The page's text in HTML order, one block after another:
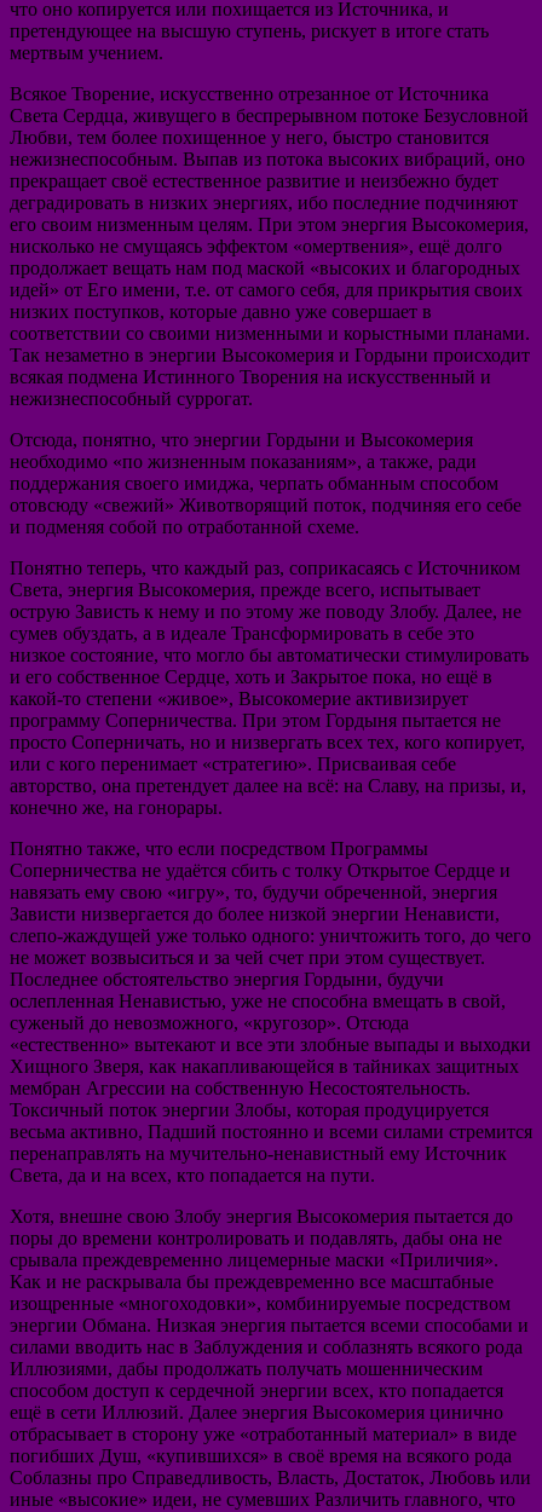
что оно копируется или похищается из Источника, и
претендующее на высшую ступень, рискует в итоге стать
мертвым учением.
Всякое Творение, искусственно отрезанное от Источника
Света Сердца, живущего в беспрерывном потоке Безусловной
Любви, тем более похищенное у него, быстро становится
нежизнеспособным. Выпав из потока высоких вибраций, оно
прекращает своё естественное развитие и неизбежно будет
деградировать в низких энергиях, ибо последние подчиняют
его своим низменным целям. При этом энергия Высокомерия,
нисколько не смущаясь эффектом «омертвения», ещё долго
продолжает вещать нам под маской «высоких и благородных
идей» от Его имени, т.е. от самого себя, для прикрытия своих
низких поступков, которые давно уже совершает в
соответствии со своими низменными и корыстными планами.
Так незаметно в энергии Высокомерия и Гордыни происходит
всякая подмена Истинного Творения на искусственный и
нежизнеспособный суррогат.
Отсюда, понятно, что энергии Гордыни и Высокомерия
необходимо «по жизненным показаниям», а также, ради
поддержания своего имиджа, черпать обманным способом
отовсюду «свежий» Животворящий поток, подчиняя его себе
и подменяя собой по отработанной схеме.
Понятно теперь, что каждый раз, соприкасаясь с Источником
Света, энергия Высокомерия, прежде всего, испытывает
острую Зависть к нему и по этому же поводу Злобу. Далее, не
сумев обуздать, а в идеале Трансформировать в себе это
низкое состояние, что могло бы автоматически стимулировать
и его собственное Сердце, хоть и Закрытое пока, но ещё в
какой-то степени «живое», Высокомерие активизирует
программу Соперничества. При этом Гордыня пытается не
просто Соперничать, но и низвергать всех тех, кого копирует,
или с кого перенимает «стратегию». Присваивая себе
авторство, она претендует далее на всё: на Славу, на призы, и,
конечно же, на гонорары.
Понятно также, что если посредством Программы
Соперничества не удаётся сбить с толку Открытое Сердце и
навязать ему свою «игру», то, будучи обреченной, энергия
Зависти низвергается до более низкой энергии Ненависти,
слепо-жаждущей уже только одного: уничтожить того, до чего
не может возвыситься и за чей счет при этом существует.
Последнее обстоятельство энергия Гордыни, будучи
ослепленная Ненавистью, уже не способна вмещать в свой,
суженый до невозможного, «кругозор». Отсюда
«естественно» вытекают и все эти злобные выпады и выходки
Хищного Зверя, как накапливающейся в тайниках защитных
мембран Агрессии на собственную Несостоятельность.
Токсичный поток энергии Злобы, которая продуцируется
весьма активно, Падший постоянно и всеми силами стремится
перенаправлять на мучительно-ненавистный ему Источник
Света, да и на всех, кто попадается на пути.
Хотя, внешне свою Злобу энергия Высокомерия пытается до
поры до времени контролировать и подавлять, дабы она не
срывала преждевременно лицемерные маски «Приличия».
Как и не раскрывала бы преждевременно все масштабные
изощренные «многоходовки», комбинируемые посредством
энергии Обмана. Низкая энергия пытается всеми способами и
силами вводить нас в Заблуждения и соблазнять всякого рода
Иллюзиями, дабы продолжать получать мошенническим
способом доступ к сердечной энергии всех, кто попадается
ещё в сети Иллюзий. Далее энергия Высокомерия цинично
отбрасывает в сторону уже «отработанный материал» в виде
погибших Душ, «купившихся» в своё время на всякого рода
Соблазны про Справедливость, Власть, Достаток, Любовь или
иные «высокие» идеи, не сумевших Различить главного, что